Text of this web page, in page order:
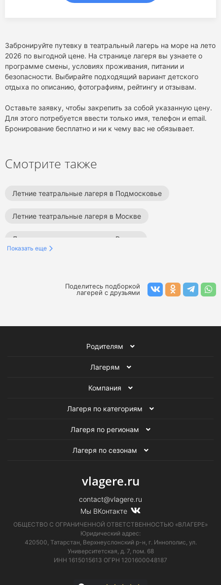
Забронируйте путевку в театральный лагерь на море на лето
2026 по выгодной цене. На странице лагеря вы узнаете о
программе смены, условиях проживания, питании и
безопасности. Выбирайте подходящий вариант детского
отдыха по описанию, фотографиям, рейтингу и отзывам.
Оставьте заявку, чтобы закрепить за собой указанную цену.
Для этого потребуется ввести только имя, телефон и email.
Бронирование бесплатно и ни к чему вас не обязывает.
Смотрите также
Летние театральные лагеря в Подмосковье
Летние театральные лагеря в Москве
Летние театральные лагеря в России
Театральные лагеря на море
Показать еще
Поделитесь подборкой
лагерей с друзьями
Родителям
Лагерям
Компания
Лагеря по категориям
Лагеря по регионам
Лагеря по сезонам
vlagere.ru
contact@vlagere.ru
Мы ВКонтакте
ОБЩЕСТВО С ОГРАНИЧЕННОЙ ОТВЕТСТВЕННОСТЬЮ «ВЛАГЕРЕ»
Юридический адрес:
420500, Татарстан, Верхнеуслонский р-н, г. Иннополис, ул.
Университетская, д. 7, пом. 68
ИНН 1615015613 ОГРН 1201600048187